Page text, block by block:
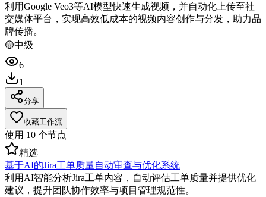
利用Google Veo3等AI模型快速生成视频，并自动化上传至社
交媒体平台，实现高效低成本的视频内容创作与分发，助力品
牌传播。
🟡中级
6
1
分享
收藏工作流
使用 10 个节点
精选
基于AI的Jira工单质量自动审查与优化系统
利用AI智能分析Jira工单内容，自动评估工单质量并提供优化
建议，提升团队协作效率与项目管理规范性。